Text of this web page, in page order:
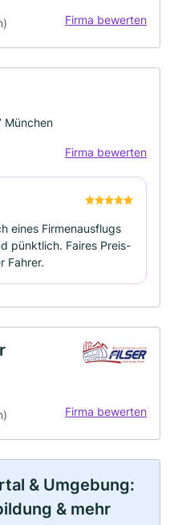
Firma bewerten
München
Firma bewerten
eines Firmenausflugs
pünktlich. Faires Preis-
Fahrer.
Firma bewerten
& Umgebung:
& mehr